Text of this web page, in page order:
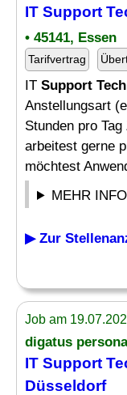
IT Support
• 45141, Essen
Tarifvertrag
IT Support
Anstellungsart
Stunden pro
arbeitest gerne
möchtest
MEHR
▶ Zur
Job am
digatus
IT Support
Düsseldorf